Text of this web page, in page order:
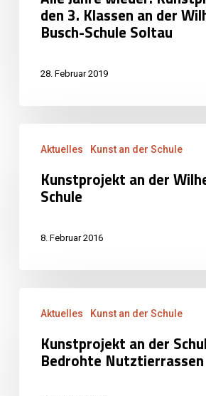
Schule
Soltau
den 3. Klassen an der
Busch-Schule Soltau
28. Februar 2019
Wilhelm-
Aktuelles Kunst an der Schule
Kunstprojekt an der
Schule
8. Februar 2016
Schule:
Aktuelles Kunst an der Schule
Kunstprojekt an der
Bedrohte Nutztierrassen